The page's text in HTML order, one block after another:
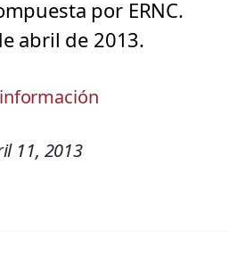
por ERNC.
abril de 2013.
11, 2013